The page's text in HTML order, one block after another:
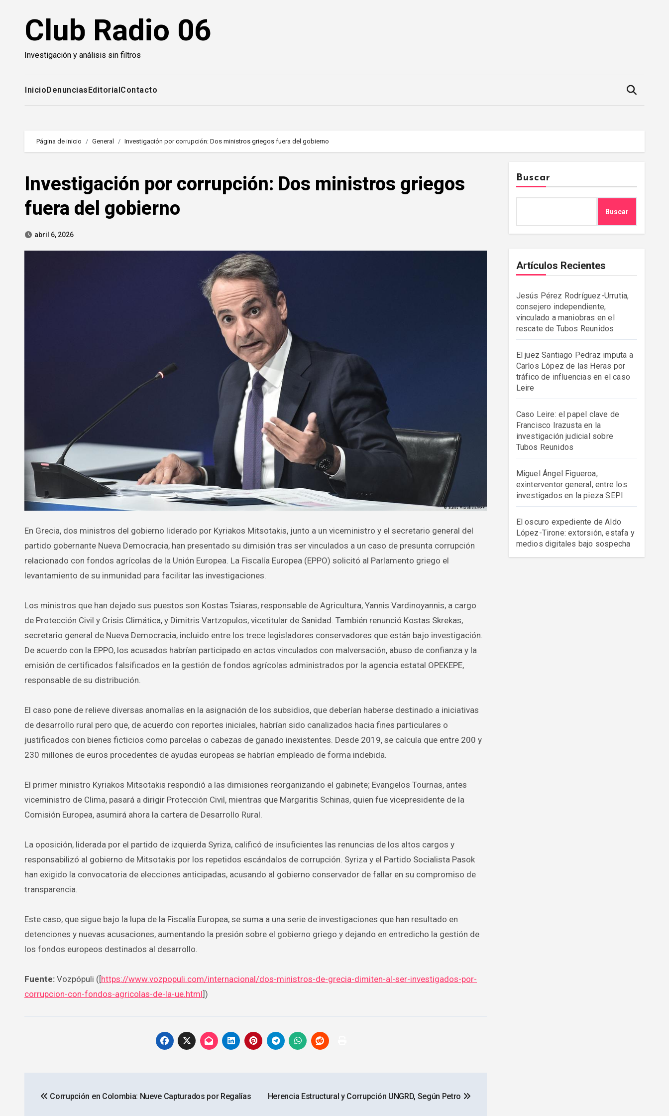
contenidoClub Radio 06
Investigación y análisis sin filtros
InicioDenunciasEditorialContacto
Página de inicio General Investigación por corrupción: Dos ministros griegos fuera del gobierno
Investigación por corrupción: Dos ministros griegos
fuera del gobierno
abril 6, 2026
En Grecia, dos ministros del gobierno liderado por Kyriakos Mitsotakis, junto a un viceministro y el secretario general del
partido gobernante Nueva Democracia, han presentado su dimisión tras ser vinculados a un caso de presunta corrupción
relacionado con fondos agrícolas de la Unión Europea. La Fiscalía Europea (EPPO) solicitó al Parlamento griego el
levantamiento de su inmunidad para facilitar las investigaciones.
Los ministros que han dejado sus puestos son Kostas Tsiaras, responsable de Agricultura, Yannis Vardinoyannis, a cargo
de Protección Civil y Crisis Climática, y Dimitris Vartzopulos, vicetitular de Sanidad. También renunció Kostas Skrekas,
secretario general de Nueva Democracia, incluido entre los trece legisladores conservadores que están bajo investigación.
De acuerdo con la EPPO, los acusados habrían participado en actos vinculados con malversación, abuso de confianza y la
emisión de certificados falsificados en la gestión de fondos agrícolas administrados por la agencia estatal OPEKEPE,
responsable de su distribución.
El caso pone de relieve diversas anomalías en la asignación de los subsidios, que deberían haberse destinado a iniciativas
de desarrollo rural pero que, de acuerdo con reportes iniciales, habrían sido canalizados hacia fines particulares o
justificados con bienes ficticios como parcelas o cabezas de ganado inexistentes. Desde 2019, se calcula que entre 200 y
230 millones de euros procedentes de ayudas europeas se habrían empleado de forma indebida.
El primer ministro Kyriakos Mitsotakis respondió a las dimisiones reorganizando el gabinete; Evangelos Tournas, antes
viceministro de Clima, pasará a dirigir Protección Civil, mientras que Margaritis Schinas, quien fue vicepresidente de la
Comisión Europea, asumirá ahora la cartera de Desarrollo Rural.
La oposición, liderada por el partido de izquierda Syriza, calificó de insuficientes las renuncias de los altos cargos y
responsabilizó al gobierno de Mitsotakis por los repetidos escándalos de corrupción. Syriza y el Partido Socialista Pasok
han exigido la convocatoria de elecciones anticipadas, acusando al gobierno conservador de fallar en su compromiso de
transparencia.
Este caso, que sigue bajo la lupa de la Fiscalía Europea, se suma a una serie de investigaciones que han resultado en
detenciones y nuevas acusaciones, aumentando la presión sobre el gobierno griego y dejando en entredicho la gestión de
los fondos europeos destinados al desarrollo.
Fuente: Vozpópuli ([https://www.vozpopuli.com/internacional/dos-ministros-de-grecia-dimiten-al-ser-investigados-por-
corrupcion-con-fondos-agricolas-de-la-ue.html])
de
Corrupción en Colombia: Nueve Capturados por Regalías Herencia Estructural y Corrupción UNGRD, Según Petro
Buscar
Buscar
Artículos Recientes
Jesús Pérez Rodríguez-Urrutia,
consejero independiente,
vinculado a maniobras en el
rescate de Tubos Reunidos
El juez Santiago Pedraz imputa a
Carlos López de las Heras por
tráfico de influencias en el caso
Leire
Caso Leire: el papel clave de
Francisco Irazusta en la
investigación judicial sobre
Tubos Reunidos
Miguel Ángel Figueroa,
exinterventor general, entre los
investigados en la pieza SEPI
El oscuro expediente de Aldo
López-Tirone: extorsión, estafa y
medios digitales bajo sospecha